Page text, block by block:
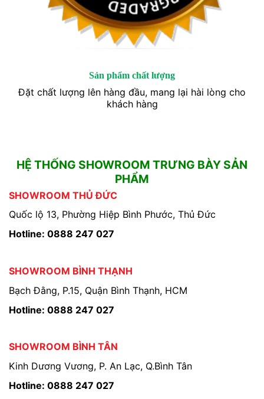
Sản phẩm chất lượng
Đặt chất lượng lên hàng đầu, mang lại hài lòng cho
khách hàng
HỆ THỐNG SHOWROOM TRƯNG BÀY SẢN
PHẨM
SHOWROOM THỦ ĐỨC
Quốc lộ 13, Phường Hiệp Bình Phước, Thủ Đức
Hotline: 0888 247 027
SHOWROOM BÌNH THẠNH
Bạch Đằng, P.15, Quận Bình Thạnh, HCM
Hotline: 0888 247 027
SHOWROOM BÌNH TÂN
Kinh Dương Vương, P. An Lạc, Q.Bình Tân
Hotline: 0888 247 027